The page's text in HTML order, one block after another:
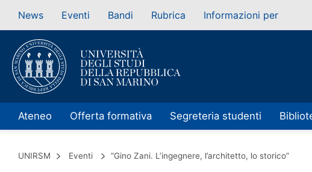
News Eventi Bandi Rubrica Informazioni per
Ateneo Offerta formativa Segreteria studenti
UNIRSM Eventi “Gino Zani. L’ingegnere, l’architetto, lo storico”